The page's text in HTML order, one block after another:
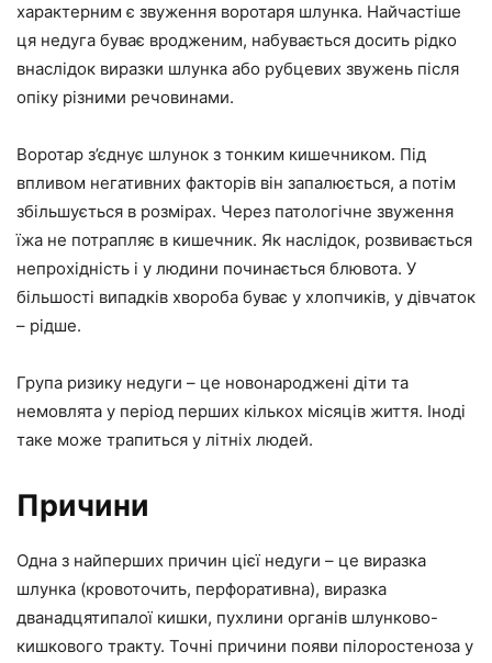
характерним є звуження воротаря шлунка. Найчастіше
ця недуга буває вродженим, набувається досить рідко
внаслідок виразки шлунка або рубцевих звужень після
опіку різними речовинами.
Воротар з’єднує шлунок з тонким кишечником. Під
впливом негативних факторів він запалюється, а потім
збільшується в розмірах. Через патологічне звуження
їжа не потрапляє в кишечник. Як наслідок, розвивається
непрохідність і у людини починається блювота. У
більшості випадків хвороба буває у хлопчиків, у дівчаток
– рідше.
Група ризику недуги – це новонароджені діти та
немовлята у період перших кількох місяців життя. Іноді
таке може трапиться у літніх людей.
Причини
Одна з найперших причин цієї недуги – це виразка
шлунка (кровоточить, перфоративна), виразка
дванадцятипалої кишки, пухлини органів шлунково-
кишкового тракту. Точні причини появи пілоростеноза у